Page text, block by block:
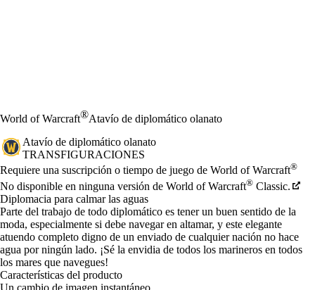
World of Warcraft®Atavío de diplomático olanato
Atavío de diplomático olanato
TRANSFIGURACIONES
Precio
Available actions
Requiere una suscripción o tiempo de juego de World of Warcraft®
No disponible en ninguna versión de World of Warcraft® Classic.
Diplomacia para calmar las aguas
Parte del trabajo de todo diplomático es tener un buen sentido de la
moda, especialmente si debe navegar en altamar, y este elegante
atuendo completo digno de un enviado de cualquier nación no hace
agua por ningún lado. ¡Sé la envidia de todos los marineros en todos
los mares que navegues!
Características del producto
Un cambio de imagen instantáneo